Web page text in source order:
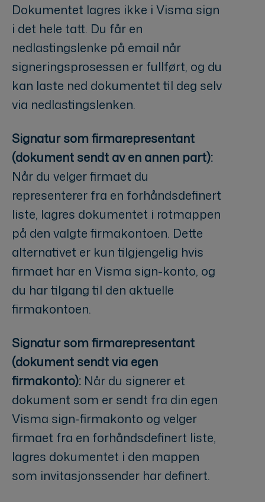
Dokumentet lagres ikke i Visma sign
i det hele tatt. Du får en
nedlastingslenke på email når
signeringsprosessen er fullført, og du
kan laste ned dokumentet til deg selv
via nedlastingslenken.
Signatur som firmarepresentant
(dokument sendt av en annen part):
Når du velger firmaet du
representerer fra en forhåndsdefinert
liste, lagres dokumentet i rotmappen
på den valgte firmakontoen. Dette
alternativet er kun tilgjengelig hvis
firmaet har en Visma sign-konto, og
du har tilgang til den aktuelle
firmakontoen.
Signatur som firmarepresentant
(dokument sendt via egen
firmakonto): Når du signerer et
dokument som er sendt fra din egen
Visma sign-firmakonto og velger
firmaet fra en forhåndsdefinert liste,
lagres dokumentet i den mappen
som invitasjonssender har definert.